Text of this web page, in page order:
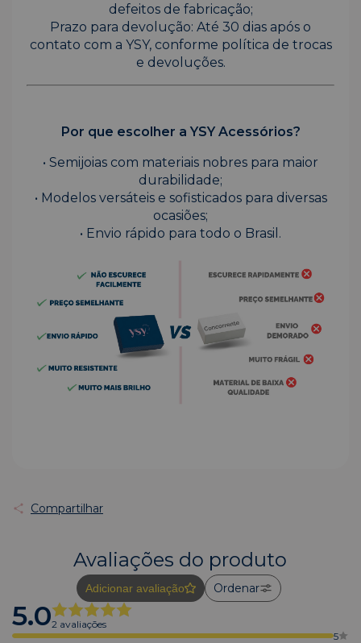
defeitos de fabricação;
Prazo para devolução: Até 30 dias após o
contato com a YSY, conforme política de trocas
e devoluções.
Por que escolher a YSY Acessórios?
• Semijoias com materiais nobres para maior
durabilidade;
• Modelos versáteis e sofisticados para diversas
ocasiões;
• Envio rápido para todo o Brasil.
Compartilhar
Avaliações do produto
Adicionar avaliação Ordenar
5.02 avaliações
5